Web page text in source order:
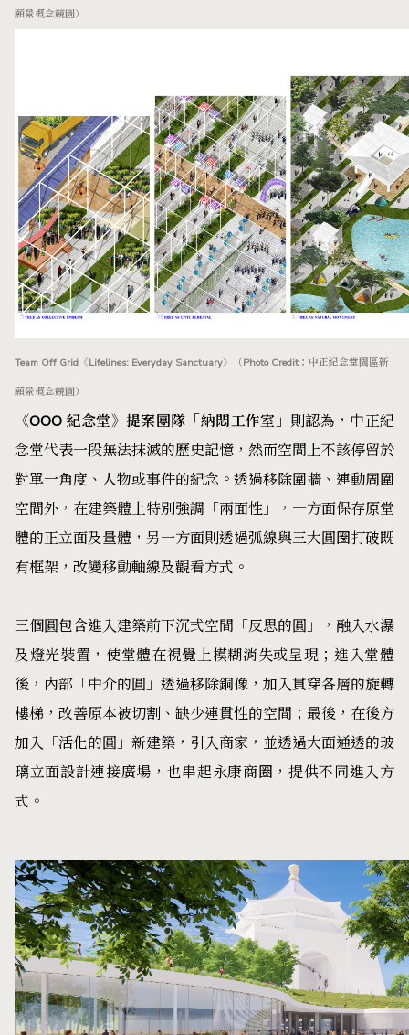
願景概念競圖）
Team Off Grid《Lifelines: Everyday Sanctuary》（Photo Credit：中正紀念堂園區新
願景概念競圖）
《OOO 紀念堂》提案團隊「納悶工作室」 則認為，中正紀
念堂代表一段無法抹滅的歷史記憶，然而空間上不該停留於
對單一角度、人物或事件的紀念。透過移除圍牆、連動周圍
空間外，在建築體上特別強調「兩面性」，一方面保存原堂
體的正立面及量體，另一方面則透過弧線與三大圓圈打破既
有框架，改變移動軸線及觀看方式。
三個圓包含進入建築前下沉式空間「反思的圓」，融入水瀑
及燈光裝置，使堂體在視覺上模糊消失或呈現；進入堂體
後，內部「中介的圓」透過移除銅像，加入貫穿各層的旋轉
樓梯，改善原本被切割、缺少連貫性的空間；最後，在後方
加入「活化的圓」新建築，引入商家，並透過大面通透的玻
璃立面設計連接廣場，也串起永康商圈，提供不同進入方
式。